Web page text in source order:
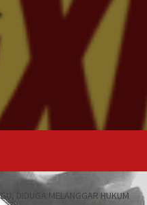
DIDUGA MELANGGAR HUKUM